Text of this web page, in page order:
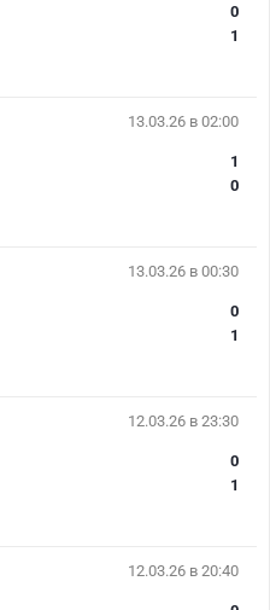
0
1
13.03.26 в 02:00
1
0
13.03.26 в 00:30
0
1
12.03.26 в 23:30
0
1
12.03.26 в 20:40